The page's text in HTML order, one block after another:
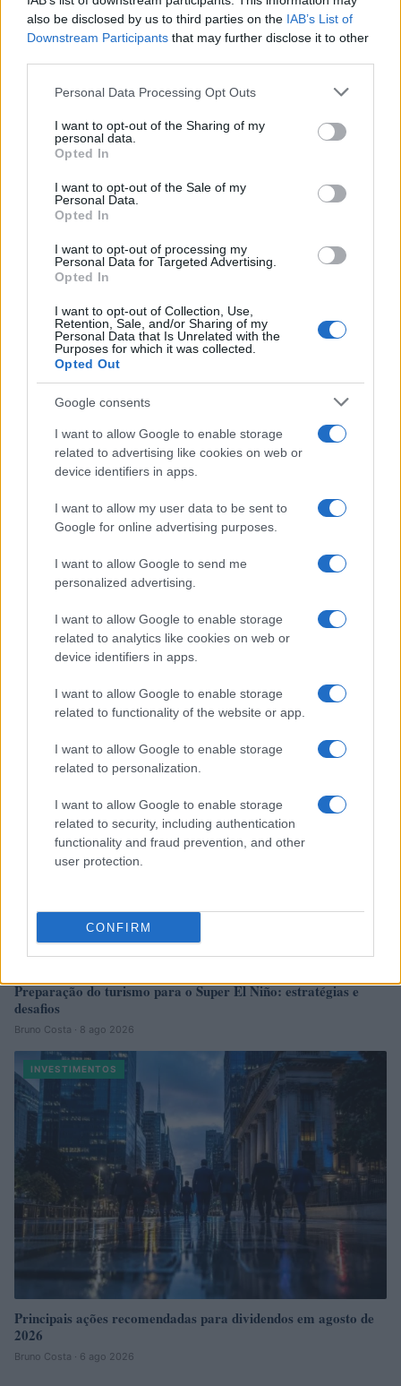
also be disclosed by us to third parties on the IAB’s List of
Downstream Participants that may further disclose it to other
Please note that this website/app uses one or more Google
not limited to your visit or usage behaviour. You may click to
grant or deny consent to Google and its third-party tags to
use your data for below specified purposes in below Google
consent section.
Personal Data Processing Opt Outs
I want to opt-out of the Sharing of my
personal data.
Opted In
I want to opt-out of the Sale of my
Personal Data.
Opted In
I want to opt-out of processing my
Personal Data for Targeted Advertising.
Opted In
I want to opt-out of Collection, Use,
Retention, Sale, and/or Sharing of my
Personal Data that Is Unrelated with the
Purposes for which it was collected.
Opted Out
Google consents
I want to allow Google to enable storage
related to advertising like cookies on web or
device identifiers in apps.
I want to allow my user data to be sent to
Google for online advertising purposes.
I want to allow Google to send me
personalized advertising.
I want to allow Google to enable storage
related to analytics like cookies on web or
device identifiers in apps.
I want to allow Google to enable storage
related to functionality of the website or app.
I want to allow Google to enable storage
related to personalization.
I want to allow Google to enable storage
related to security, including authentication
functionality and fraud prevention, and other
user protection.
CONFIRM
Continue lendo
Crescimento de 131% nos investimentos imobiliários em São
Rafael Oliveira · 8 ago 2026
Preparação do turismo para o Super El Niño: estratégias e
desafios
Bruno Costa · 8 ago 2026
INVESTIMENTOS
Principais ações recomendadas para dividendos em agosto de
2026
Bruno Costa · 6 ago 2026